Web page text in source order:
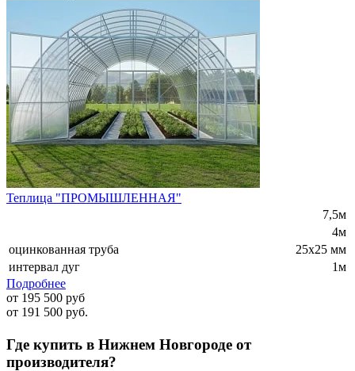
Теплица "ПРОМЫШЛЕННАЯ"
7,5м
4м
оцинкованная труба
25х25 мм
интервал дуг
1м
Подробнее
от 195 500 руб
от 191 500 руб.
Где купить в Нижнем Новгороде от
производителя?